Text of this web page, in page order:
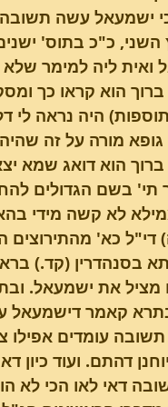
ישמעאל עשה
השני, כ"כ בתוס'
ואית ליה למימר
הוא קראו כך
היה נראה לי
מורה על זה שהיה
הוא דואג שמא
תי' בשם הגדולים
לא קשה מידי
כא' מהתירוצים
בסנהדרין (קד.)
קאמר דישמעאל
עומדים אפילו
דהתם. ועוד
דאי לאו הכי לא